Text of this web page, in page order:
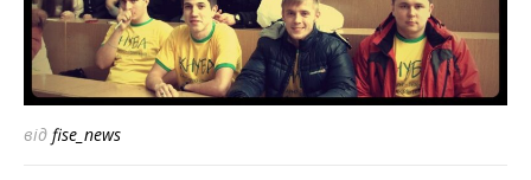
від fise_news